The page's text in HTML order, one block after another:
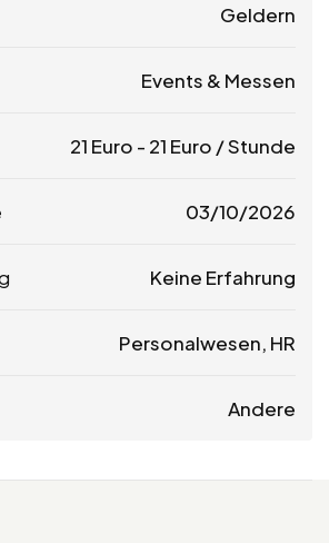
Geldern
Events & Messen
21 Euro - 21 Euro / Stunde
03/10/2026
Keine Erfahrung
Personalwesen, HR
Andere